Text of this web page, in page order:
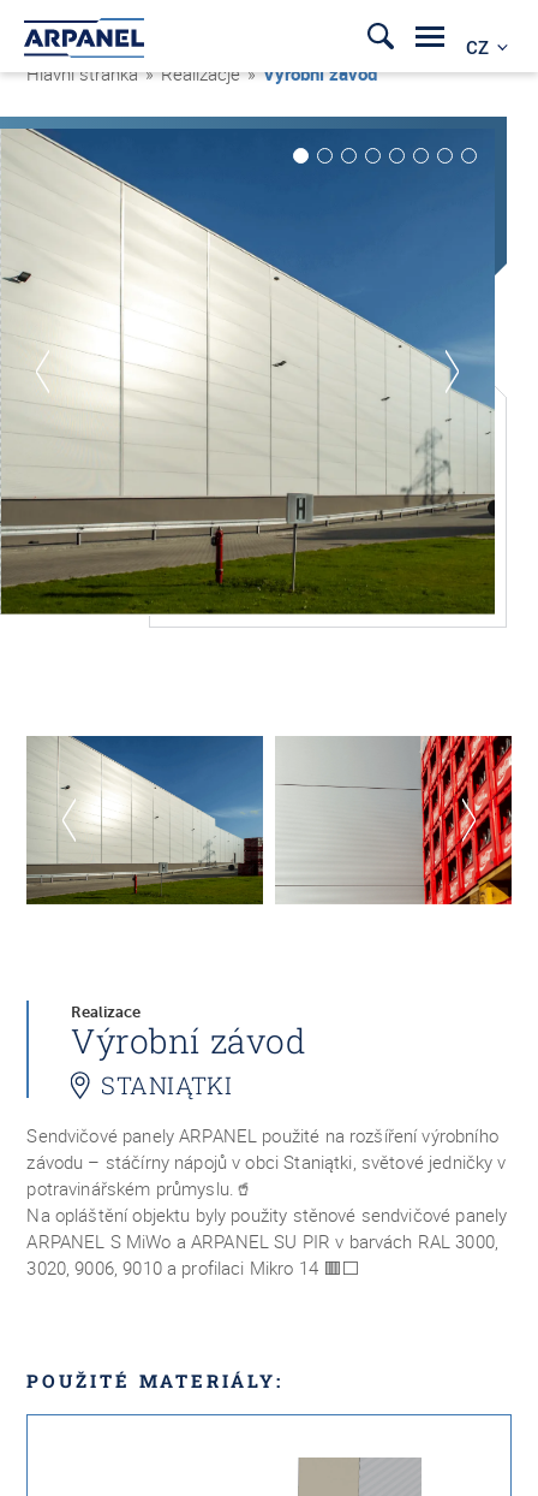
CZ
Hlavní stránka » Realizacje »Výrobní závod
Realizace
Výrobní závod
STANIĄTKI
Sendvičové panely ARPANEL použité na rozšíření výrobního
závodu – stáčírny nápojů v obci Staniątki, světové jedničky v
potravinářském průmyslu. 🥤
Na opláštění objektu byly použity stěnové sendvičové panely
ARPANEL S MiWo a ARPANEL SU PIR v barvách RAL 3000,
3020, 9006, 9010 a profilaci Mikro 14 🟥⬜
POUŽITÉ MATERIÁLY: